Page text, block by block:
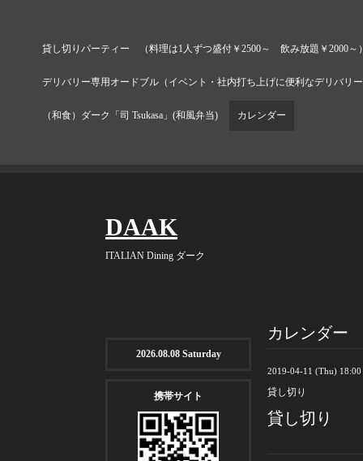
貸し切りパーティー （料理は1人ずつ盛付￥2500～ 飲み放題￥2000～
デリバリー専用オードブル（イベント・社内打ち上げに便利なデリバリ
（和食）ダーク「司 Tsukasa」(和風弁当) カレンダー
DAAK
ITALIAN Dining ダーク
カレンダー
2019-04-11 (Thu)
貸し切り
貸し切り
2026.08.08 Saturday
携帯サイト